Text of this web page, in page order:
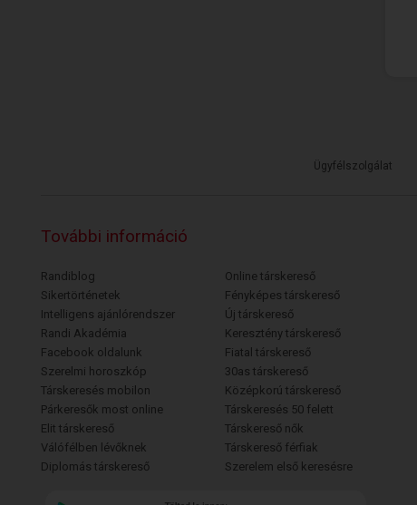
Ügyfélszolgálat
További információ
Randiblog
Sikertörténetek
Intelligens ajánlórendszer
Randi Akadémia
Facebook oldalunk
Szerelmi horoszkóp
Társkeresés mobilon
Párkeresők most online
Elit társkereső
Válófélben lévőknek
Diplomás társkereső
Online társkereső
Fényképes társkereső
Új társkereső
Keresztény társkereső
Fiatal társkereső
30as társkereső
Középkorú társkereső
Társkeresés 50 felett
Társkereső nők
Társkereső férfiak
Szerelem első keresésre